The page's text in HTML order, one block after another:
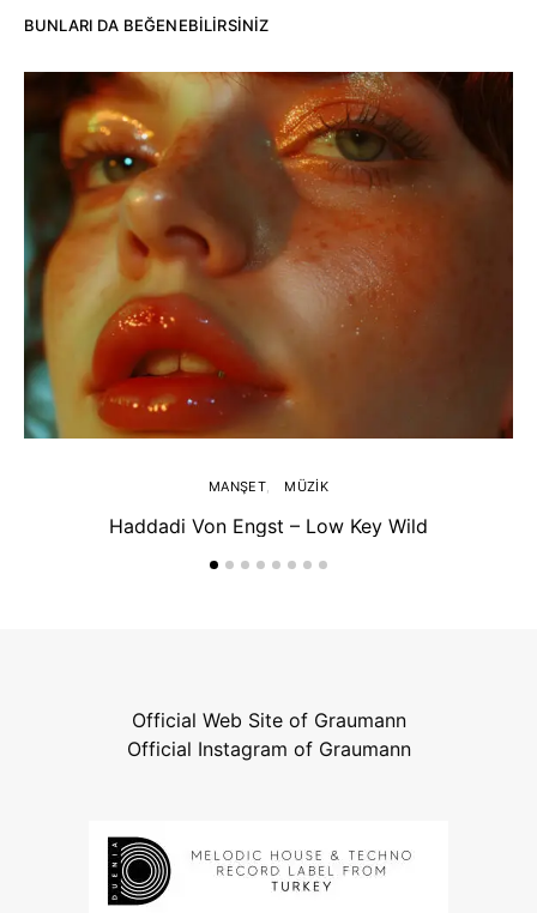
BUNLARI DA BEĞENEBILIRSINIZ
MANŞET MÜZIK
Haddadi Von Engst – Low Key Wild
Official Web Site of Graumann
Official Instagram of Graumann